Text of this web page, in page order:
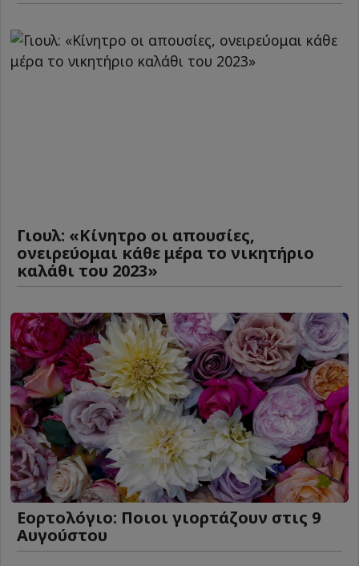
Γιουλ: «Κίνητρο οι απουσίες,
ονειρεύομαι κάθε μέρα το νικητήριο
καλάθι του 2023»
Εορτολόγιο: Ποιοι γιορτάζουν στις 9
Αυγούστου